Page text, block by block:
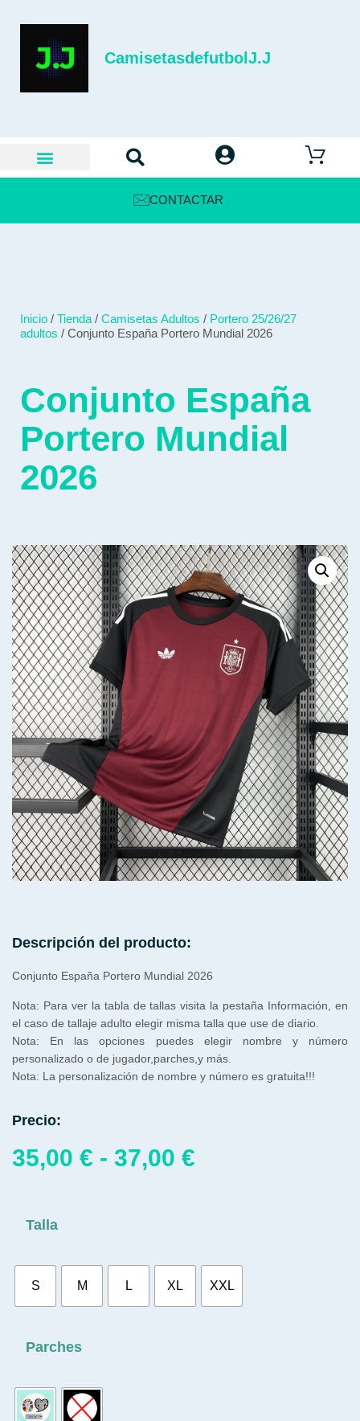
CamisetasdefutbolJ.J
CONTACTAR
Inicio / Tienda / Camisetas Adultos / Portero 25/26/27
adultos / Conjunto España Portero Mundial 2026
Conjunto España
Portero Mundial
2026
Descripción del producto:
Conjunto España Portero Mundial 2026
Nota: Para ver la tabla de tallas visita la pestaña Información, en
el caso de tallaje adulto elegir misma talla que use de diario.
Nota: En las opciones puedes elegir nombre y número
personalizado o de jugador,parches,y más.
Nota: La personalización de nombre y número es gratuita!!!
Precio:
35,00 € - 37,00 €
Talla
S M L XL XXL
Parches